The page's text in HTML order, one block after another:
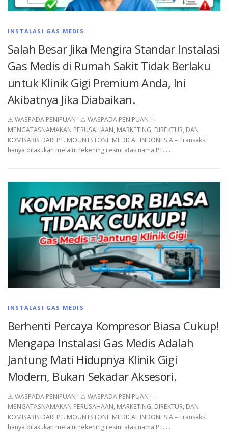
INSTALASI GAS MEDIS
Salah Besar Jika Mengira Standar Instalasi
Gas Medis di Rumah Sakit Tidak Berlaku
untuk Klinik Gigi Premium Anda, Ini
Akibatnya Jika Diabaikan.
⚠︎ WASPADA PENIPUAN ! ⚠︎ WASPADA PENIPUAN ! –
MENGATASNAMAKAN PERUSAHAAN, MARKETING, DIREKTUR, DAN
KOMISARIS DARI PT. MOUNTSTONE MEDICAL INDONESIA – Transaksi
hanya dilakukan melalui rekening resmi atas nama PT. …
INSTALASI GAS MEDIS
Berhenti Percaya Kompresor Biasa Cukup!
Mengapa Instalasi Gas Medis Adalah
Jantung Mati Hidupnya Klinik Gigi
Modern, Bukan Sekadar Aksesori.
⚠︎ WASPADA PENIPUAN ! ⚠︎ WASPADA PENIPUAN ! –
MENGATASNAMAKAN PERUSAHAAN, MARKETING, DIREKTUR, DAN
KOMISARIS DARI PT. MOUNTSTONE MEDICAL INDONESIA – Transaksi
hanya dilakukan melalui rekening resmi atas nama PT. …